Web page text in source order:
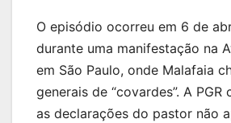
O episódio ocorreu em 6 de
durante uma manifestação na
em São Paulo, onde Malafaia
generais de “covardes”. A PGR
as declarações do pastor não